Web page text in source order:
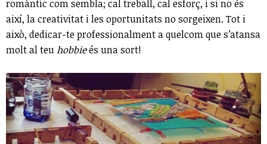
romàntic com sembla; cal treball, cal esforç, i si no és
així, la creativitat i les oportunitats no sorgeixen. Tot i
això, dedicar-te professionalment a quelcom que s’atansa
molt al teuhobbieés una sort!